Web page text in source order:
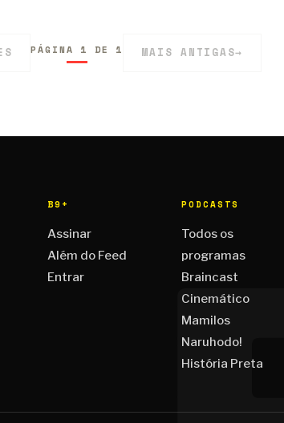
PÁGINA 1 DE 1 MAIS ANTIGAS→
B9+
Assinar
Além do Feed
Entrar
PODCASTS
Todos os
programas
Braincast
Cinemático
Mamilos
Naruhodo!
História Preta